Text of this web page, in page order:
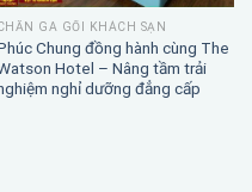
GA GỐI KHÁCH SẠN
Chung đồng hành cùng The
Hotel – Nâng tầm trải
nghỉ dưỡng đẳng cấp